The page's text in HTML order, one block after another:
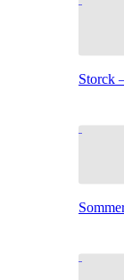
Storck